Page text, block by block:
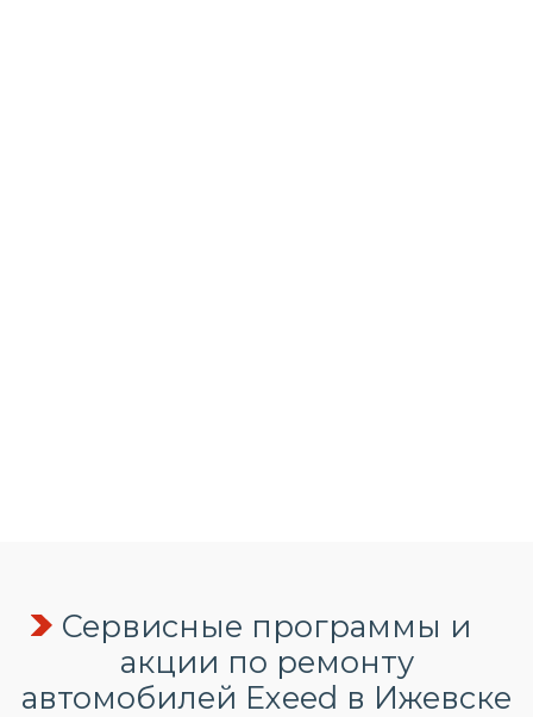
Сервисные программы и
акции по ремонту
автомобилей Exeed в Ижевске